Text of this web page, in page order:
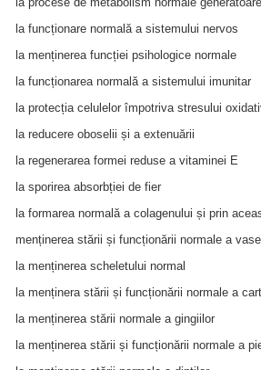
la funcționare normală a sistemului nervos
la menținerea funcției psihologice normale
la funcționarea normală a sistemului imunitar
la protecția celulelor împotriva stresului
la reducere oboselii și a extenuării
la regenerarea formei reduse a vitaminei E
la sporirea absorbției de fier
la formarea normală a colagenului și prin
menținerea stării și funcționării normale a
la menținerea scheletului normal
la menținera stării și funcționării normale a
la menținerea stării normale a gingiilor
la menținerea stării și funcționării normale a